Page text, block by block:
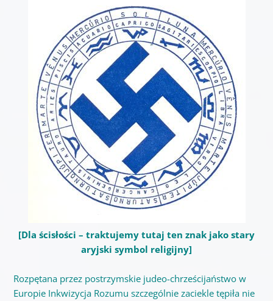
[Dla ścisłości – traktujemy tutaj ten znak jako stary
aryjski symbol religijny]
Rozpętana przez postrzymskie judeo-chrześcijaństwo w
Europie Inkwizycja Rozumu szczególnie zaciekle tępiła nie